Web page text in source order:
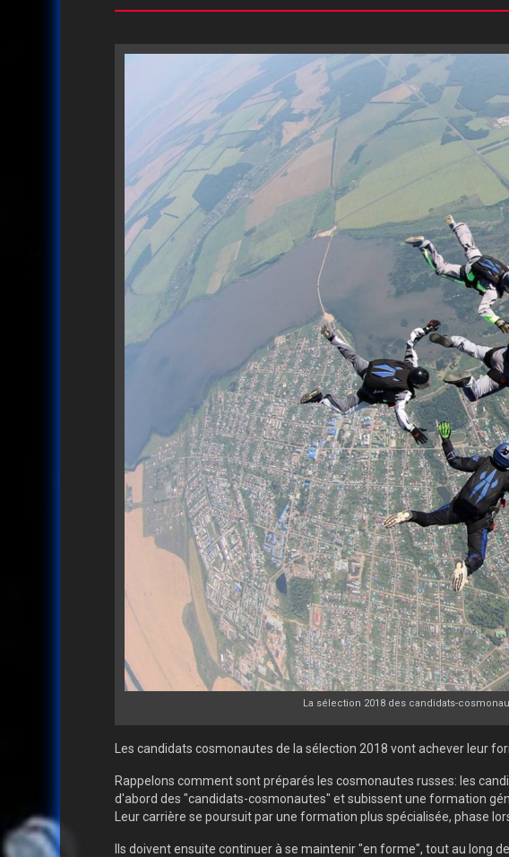
La sélection 2018 des candidats-
Les candidats cosmonautes de la sélection 2018 vont achever leur
Rappelons comment sont préparés les cosmonautes russes: les
d'abord des "candidats-cosmonautes" et subissent une formation
Leur carrière se poursuit par une formation plus spécialisée, phase
Ils doivent ensuite continuer à se maintenir "en forme", tout au long